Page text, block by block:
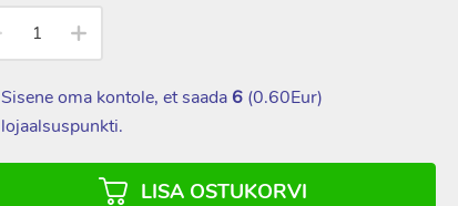
Sisene oma kontole, et saada 6 (0.60Eur)
lojaalsuspunkti.
LISA OSTUKORVI